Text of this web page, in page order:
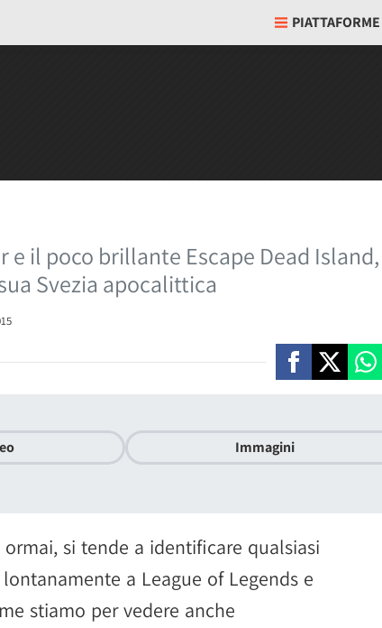
PIATTAFORME
il poco brillante Escape Dead Island,
Svezia apocalittica
Immagini
si tende a identificare qualsiasi
a League of Legends e
stiamo per vedere anche